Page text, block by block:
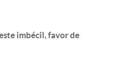
imbécil, favor de